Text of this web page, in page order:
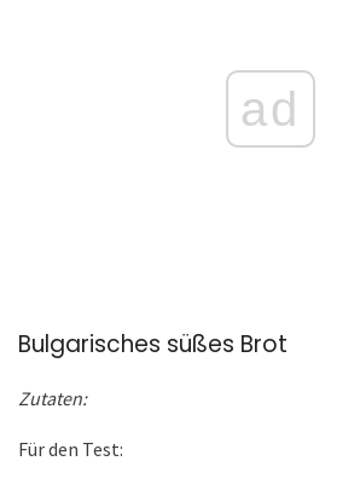
ad
Bulgarisches süßes Brot
Zutaten:
Für den Test: